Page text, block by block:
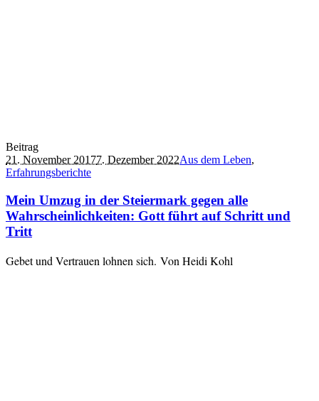
Beitrag
21. November 20177. Dezember 2022Aus dem Leben,
Erfahrungsberichte
Mein Umzug in der Steiermark gegen alle
Wahrscheinlichkeiten: Gott führt auf Schritt und
Tritt
Gebet und Vertrauen lohnen sich. Von Heidi Kohl